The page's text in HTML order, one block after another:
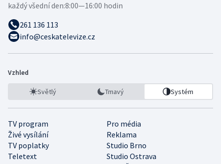
každý všední den:8:00—16:00 hodin
261 136 113
info@ceskatelevize.cz
Vzhled
Světlý Tmavý Systém
TV program
Pro média
Živé vysílání
Reklama
TV poplatky
Studio Brno
Teletext
Studio Ostrava